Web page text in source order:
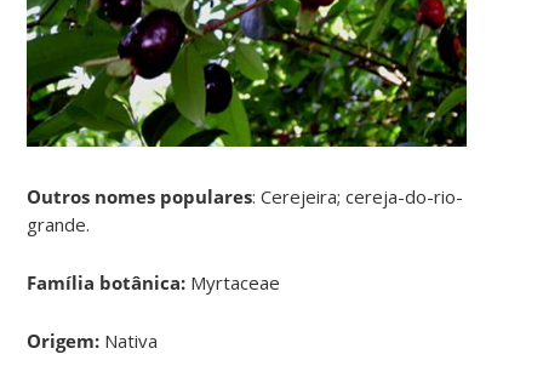
Outros nomes populares: Cerejeira; cereja-do-rio-
grande.
Família botânica: Myrtaceae
Origem: Nativa